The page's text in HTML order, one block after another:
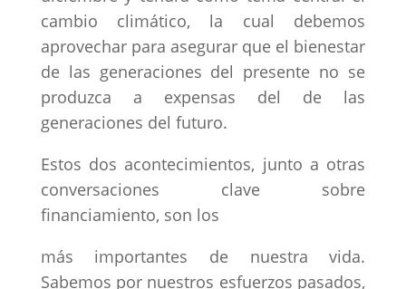
cambio climático, la cual debemos
aprovechar para asegurar que el bienestar
de las generaciones del presente no se
produzca a expensas del de las
generaciones del futuro.
Estos dos acontecimientos, junto a otras
conversaciones clave sobre
financiamiento, son los
más importantes de nuestra vida.
Sabemos por nuestros esfuerzos pasados,